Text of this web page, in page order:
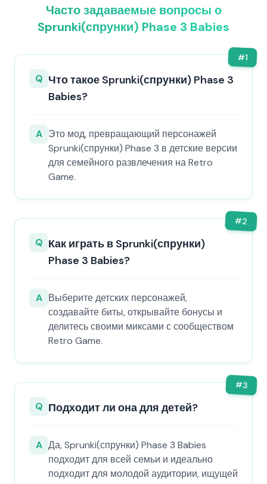
Часто задаваемые вопросы о
Sprunki(спрунки) Phase 3 Babies
#1
Q Что такое Sprunki(спрунки) Phase 3
Babies?
A Это мод, превращающий персонажей
Sprunki(спрунки) Phase 3 в детские версии
для семейного развлечения на Retro
Game.
#2
Q Как играть в Sprunki(спрунки)
Phase 3 Babies?
A Выберите детских персонажей,
создавайте биты, открывайте бонусы и
делитесь своими миксами с сообществом
Retro Game.
#3
Q Подходит ли она для детей?
A Да, Sprunki(спрунки) Phase 3 Babies
подходит для всей семьи и идеально
подходит для молодой аудитории, ищущей